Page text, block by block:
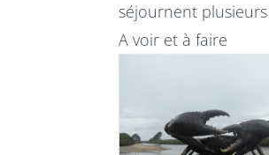
séjournent
A voir et à faire